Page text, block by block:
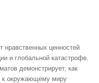
нравственных ценностей
и глобальной катастрофе.
демонстрирует, как
к окружающему миру